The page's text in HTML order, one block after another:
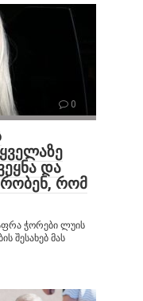
0
და
რომ
ჭორები ლუის
შესახებ მას